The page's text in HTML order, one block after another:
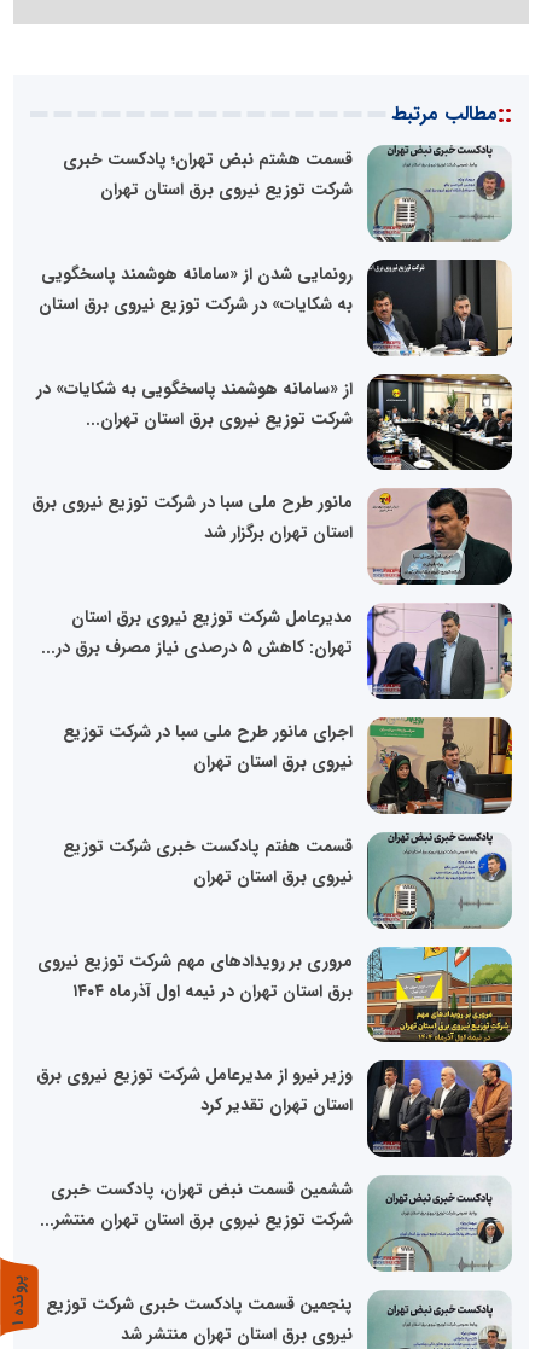
::مطالب مرتبط
قسمت هشتم نبض تهران؛ پادکست خبری
شرکت توزیع نیروی برق استان تهران
رونمایی شدن از «سامانه هوشمند پاسخگویی
به شکایات» در شرکت توزیع نیروی برق استان
از «سامانه هوشمند پاسخگویی به شکایات» در
شرکت توزیع نیروی برق استان تهران...
مانور طرح ملی سبا در شرکت توزیع نیروی برق
استان تهران برگزار شد
مدیرعامل شرکت توزیع نیروی برق استان
تهران: کاهش ۵ درصدی نیاز مصرف برق در...
اجرای مانور طرح ملی سبا در شرکت توزیع
نیروی برق استان تهران
قسمت هفتم پادکست خبری شرکت توزیع
نیروی برق استان تهران
مروری بر رویدادهای مهم شرکت توزیع نیروی
برق استان تهران در نیمه اول آذرماه ۱۴۰۴
وزیر نیرو از مدیرعامل شرکت توزیع نیروی برق
استان تهران تقدیر کرد
ششمین قسمت نبض تهران، پادکست خبری
شرکت توزیع نیروی برق استان تهران منتشر...
پنجمین قسمت پادکست خبری شرکت توزیع
نیروی برق استان تهران منتشر شد
پ
ر
و
ن
د
ه
1